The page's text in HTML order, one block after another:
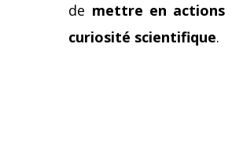
de mettre en actions
curiosité scientifique.